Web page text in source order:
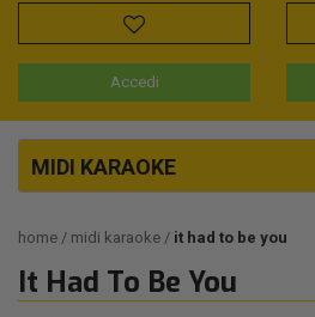
Accedi
MIDI KARAOKE
home midi karaoke it had to be you
It Had To Be You